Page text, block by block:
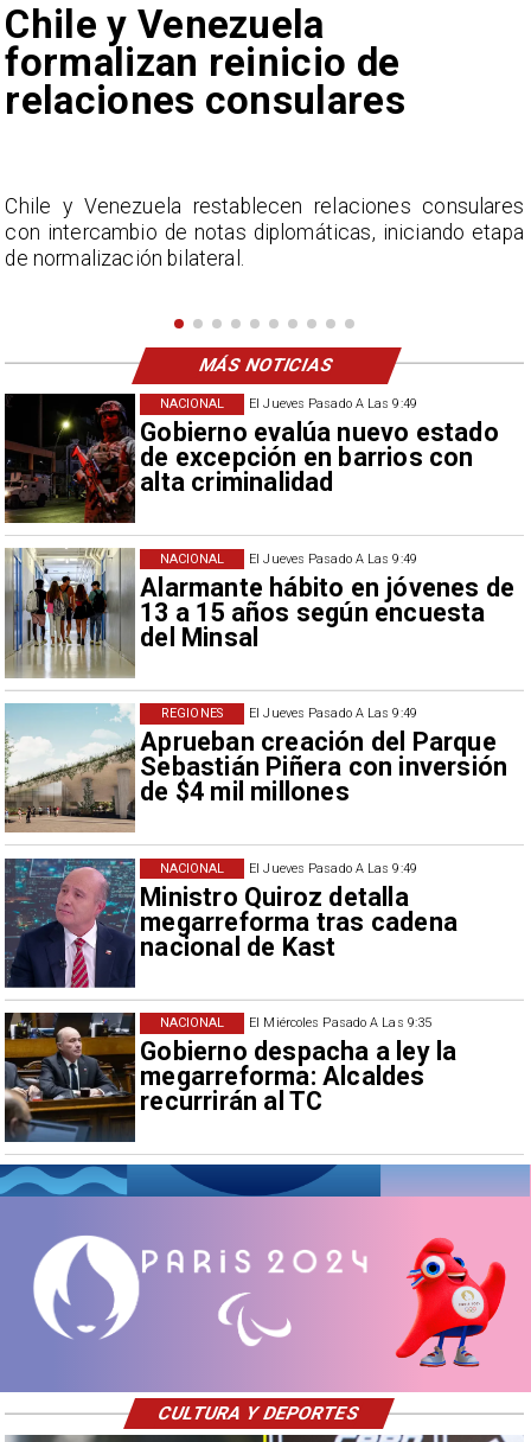
El Jueves Pasado A Las 9:49
Gobierno evalúa nuevo estado
de excepción en barrios con
alta criminalidad
NACIONAL
El Jueves Pasado A Las 9:49
Alarmante hábito en jóvenes de
13 a 15 años según encuesta
del Minsal
NACIONAL
El Jueves Pasado A Las 9:49
Aprueban creación del Parque
Sebastián Piñera con inversión
de $4 mil millones
REGIONES
El Jueves Pasado A Las 9:49
Ministro Quiroz detalla
megarreforma tras cadena
nacional de Kast
NACIONAL
El Miércoles Pasado A Las 9:35
Gobierno despacha a ley la
megarreforma: Alcaldes
recurrirán al TC
NACIONAL
Feriantes rechazan dichos
de Camila Flores sobre
Fabiola Campillai
La Confederación Nacional de Ferias Libres (ASOF)
considera inaceptable que se refieran a Fabiola
Campillai como 'señora de feria', expresión utilizada
MÁS NOTICIAS
CULTURA Y DEPORTES